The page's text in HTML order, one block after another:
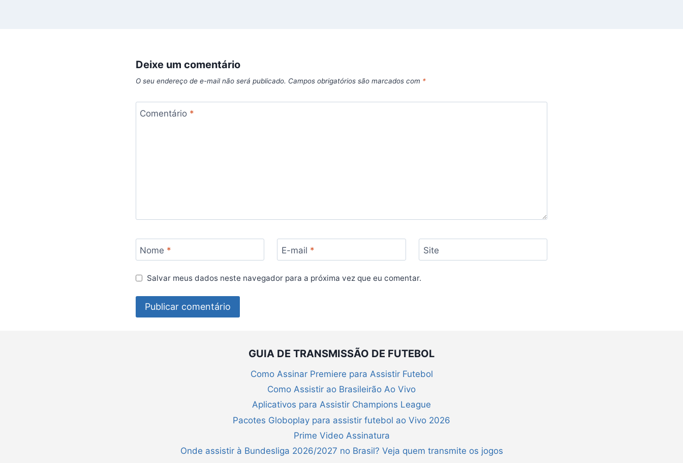
Deixe um comentário
O seu endereço de e-mail não será publicado. Campos obrigatórios são marcados com *
Comentário *
Nome * E-mail * Site
Salvar meus dados neste navegador para a próxima vez que eu comentar.
GUIA DE TRANSMISSÃO DE FUTEBOL
Como Assinar Premiere para Assistir Futebol
Como Assistir ao Brasileirão Ao Vivo
Aplicativos para Assistir Champions League
Pacotes Globoplay para assistir futebol ao Vivo 2026
Prime Video Assinatura
Onde assistir à Bundesliga 2026/2027 no Brasil? Veja quem transmite os jogos